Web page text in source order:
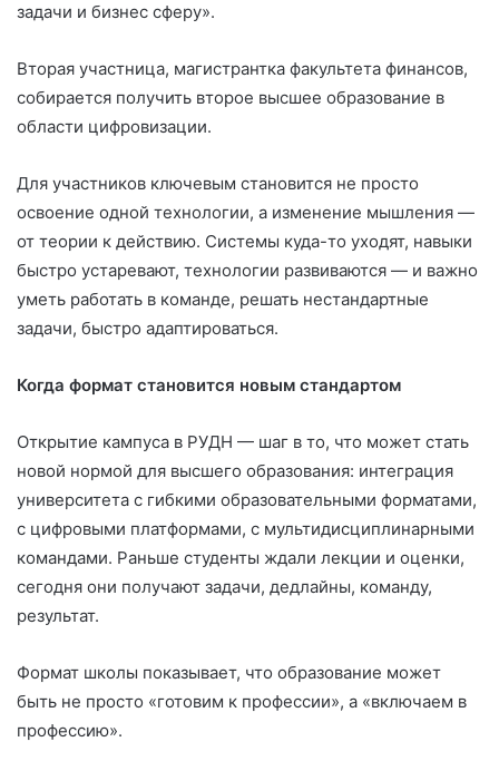
задачи и бизнес сферу».
Вторая участница, магистрантка факультета финансов,
собирается получить второе высшее образование в
области цифровизации.
Для участников ключевым становится не просто
освоение одной технологии, а изменение мышления —
от теории к действию. Системы куда-то уходят, навыки
быстро устаревают, технологии развиваются — и важно
уметь работать в команде, решать нестандартные
задачи, быстро адаптироваться.
Когда формат становится новым стандартом
Открытие кампуса в РУДН — шаг в то, что может стать
новой нормой для высшего образования: интеграция
университета с гибкими образовательными форматами,
с цифровыми платформами, с мультидисциплинарными
командами. Раньше студенты ждали лекции и оценки,
сегодня они получают задачи, дедлайны, команду,
результат.
Формат школы показывает, что образование может
быть не просто «готовим к профессии», а «включаем в
профессию».